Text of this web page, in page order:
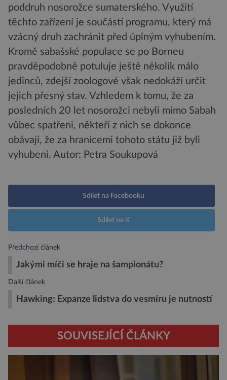
poddruh nosorožce sumaterského. Využití
těchto zařízení je součástí programu, který má
vzácný druh zachránit před úplným vyhubením.
Kromě sabašské populace se po Borneu
pravděpodobně potuluje ještě několik málo
jedinců, zdejší zoologové však nedokáží určit
jejich přesný stav. Vzhledem k tomu, že za
posledních 20 let nosorožci nebyli mimo Sabah
vůbec spatřeni, někteří z nich se dokonce
obávají, že za hranicemi tohoto státu již byli
vyhubeni. Autor: Petra Soukupová
Sdílet na Facebooku
Sdílet na X
Předchozí článek
Jakými míči se hraje na šampionátu?
Další článek
Hawking: Expanze lidstva do vesmíru je nutností
SOUVISEJÍCÍ ČLÁNKY